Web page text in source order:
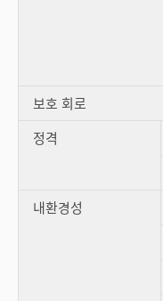
보호 회로
정격
내환경성